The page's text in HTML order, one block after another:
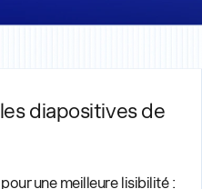
diapositives de
une meilleure lisibilité :